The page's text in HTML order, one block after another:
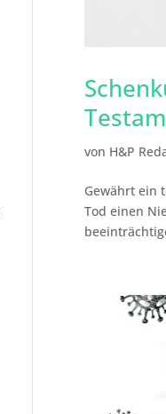
von H&P
Gewährt ein
Tod einen